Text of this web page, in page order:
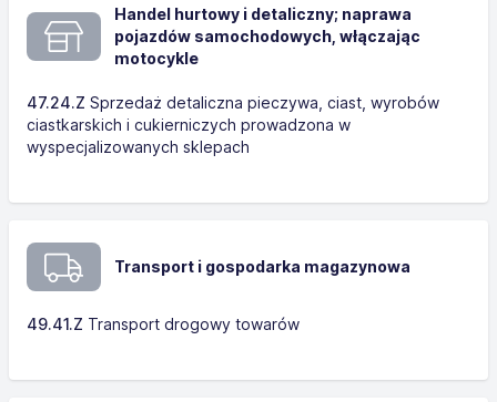
Handel hurtowy i detaliczny; naprawa
pojazdów samochodowych, włączając
motocykle
47.24.Z Sprzedaż detaliczna pieczywa, ciast, wyrobów
ciastkarskich i cukierniczych prowadzona w
wyspecjalizowanych sklepach
Transport i gospodarka magazynowa
49.41.Z Transport drogowy towarów